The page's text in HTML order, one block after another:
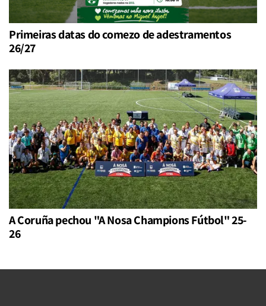
Primeiras datas do comezo de adestramentos
26/27
A Coruña pechou "A Nosa Champions Fútbol" 25-
26